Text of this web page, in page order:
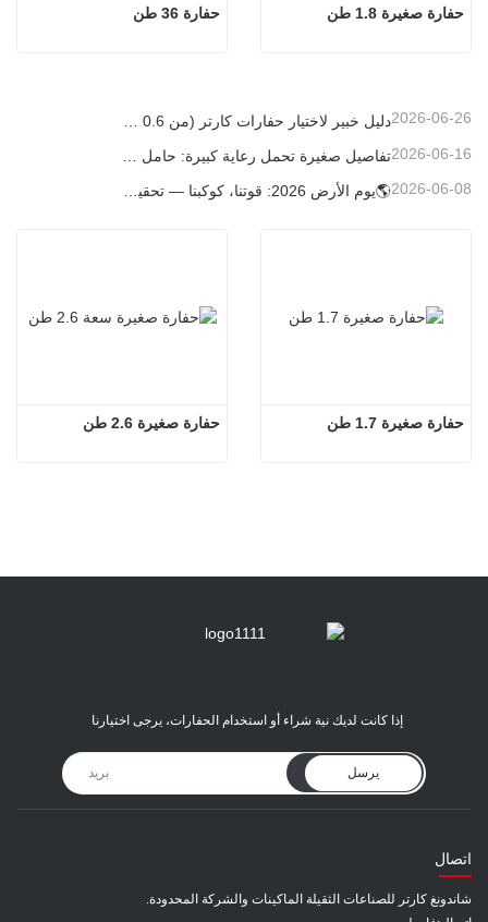
حفارة 36 ​​طن حفارة صغيرة 1.8 طن
2026-06-26
2026-06-16
🌎يوم الأرض 2026: قوتنا، كوكبنا — تحقيق البناء منخفض الكربون باستخدام حفارات كارتر الصغيرة 2026-06-08
حفارة صغيرة 2.6 طن حفارة صغيرة 1.7 طن
إذا كانت لديك نية شراء أو استخدام الحفارات، يرجى اختيارنا
يرسل
اتصال
شاندونغ كارتر للصناعات الثقيلة الماكينات والشركة المحدودة.